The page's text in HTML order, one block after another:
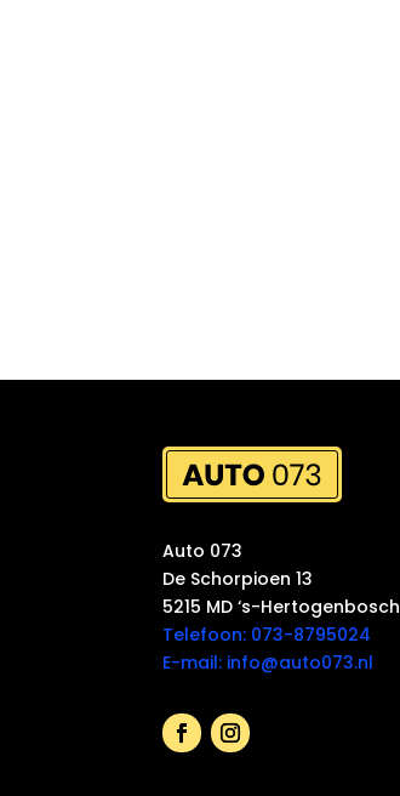
Auto 073
De Schorpioen 13
5215 MD ‘s-Hertogenbosch
Telefoon: 073-8795024
E-mail: info@auto073.nl